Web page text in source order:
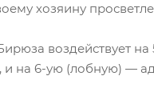
хозяину
воздействует
на 6-ую (лобную) —